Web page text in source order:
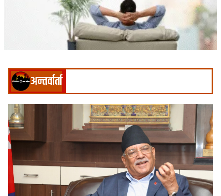
अन्तर्वार्ता